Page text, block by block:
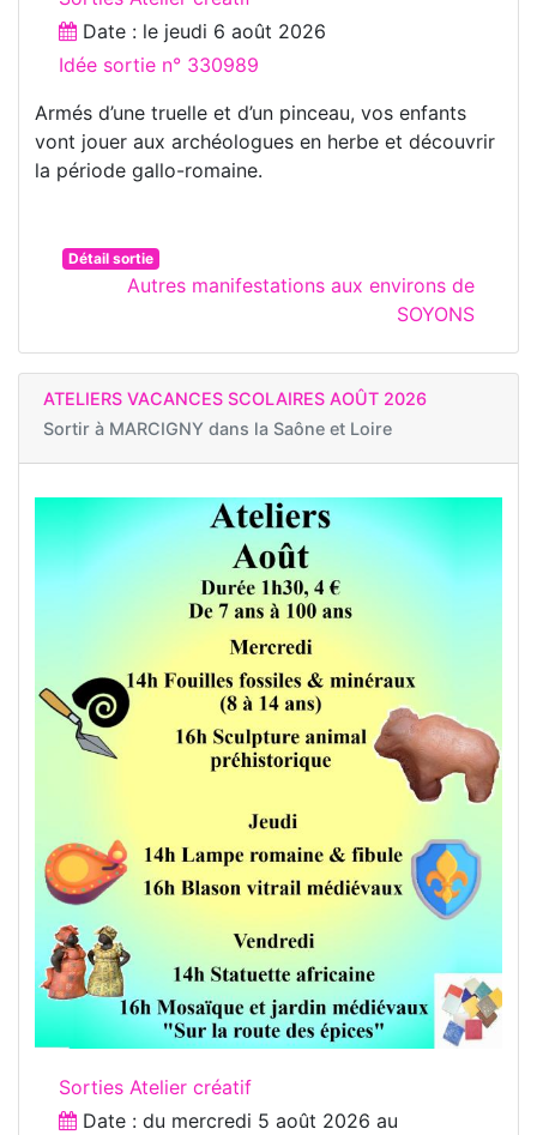
Date : le jeudi 6 août 2026
Idée sortie n° 330989
Armés d’une truelle et d’un pinceau, vos enfants
vont jouer aux archéologues en herbe et découvrir
la période gallo-romaine.
Détail sortie
Autres manifestations aux environs de
SOYONS
ATELIERS VACANCES SCOLAIRES AOÛT 2026
Sortir à MARCIGNY dans la Saône et Loire
Sorties Atelier créatif
Date : du mercredi 5 août 2026 au